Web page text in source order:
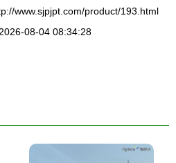
www.sjpjpt.com/product/193.html
08-04 08:34:28